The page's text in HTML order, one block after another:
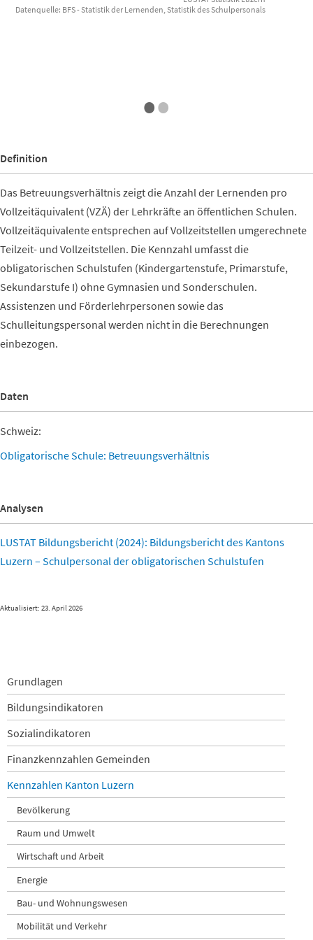
Datenquelle: BFS - Statistik der Lernenden, Statistik des Schulpersonals
••
Definition
Das Betreuungsverhältnis zeigt die Anzahl der Lernenden pro
Vollzeitäquivalent (VZÄ) der Lehrkräfte an öffentlichen Schulen.
Vollzeitäquivalente entsprechen auf Vollzeitstellen umgerechnete
Teilzeit- und Vollzeitstellen. Die Kennzahl umfasst die
obligatorischen Schulstufen (Kindergartenstufe, Primarstufe,
Sekundarstufe I) ohne Gymnasien und Sonderschulen.
Assistenzen und Förderlehrpersonen sowie das
Schulleitungspersonal werden nicht in die Berechnungen
einbezogen.
Daten
Schweiz:
Obligatorische Schule: Betreuungsverhältnis
Analysen
LUSTAT Bildungsbericht (2024): Bildungsbericht des Kantons
Luzern – Schulpersonal der obligatorischen Schulstufen
Aktualisiert: 23. April 2026
Navigation
überspringen
Grundlagen
Bildungsindikatoren
Sozialindikatoren
Finanzkennzahlen Gemeinden
Kennzahlen Kanton Luzern
Bevölkerung
Raum und Umwelt
Wirtschaft und Arbeit
Energie
Bau- und Wohnungswesen
Mobilität und Verkehr